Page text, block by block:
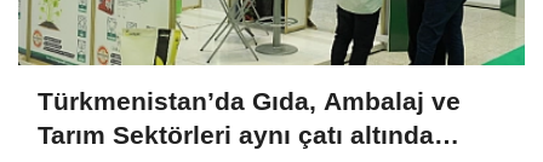
Türkmenistan’da Gıda, Ambalaj ve
Tarım Sektörleri aynı çatı altında